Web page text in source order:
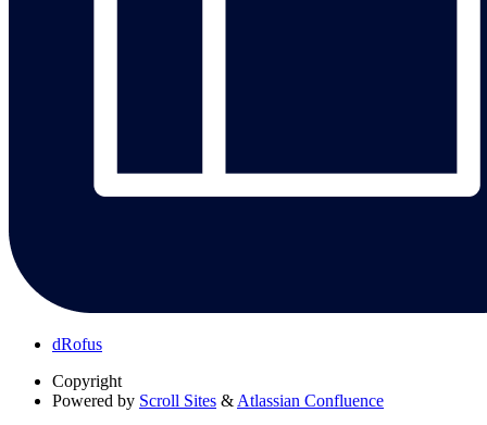
dRofus
Copyright
Powered by Scroll Sites & Atlassian Confluence